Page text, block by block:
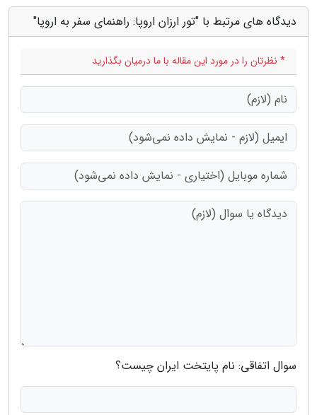
دیدگاه های مرتبط با "تور ارزان اروپا: راهنمای سفر به اروپا"
* نظرتان را در مورد این مقاله با ما درمیان بگذارید
سوال اتفاقی: نام پایتخت ایران چیست؟